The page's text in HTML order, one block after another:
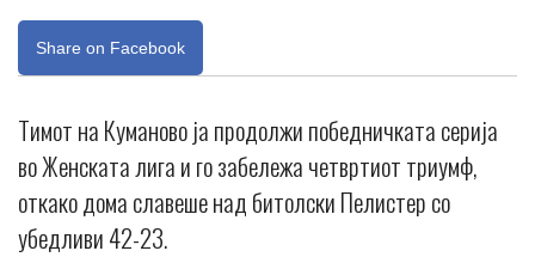
Share on Facebook
Тимот на Куманово ја продолжи победничката серија
во Женската лига и го забележа четвртиот триумф,
откако дома славеше над битолски Пелистер со
убедливи 42-23.